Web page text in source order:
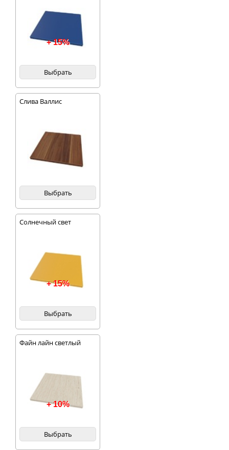
+ 15%
Выбрать
Слива Валлис
Выбрать
Солнечный свет
+ 15%
Выбрать
Файн лайн светлый
+ 10%
Выбрать